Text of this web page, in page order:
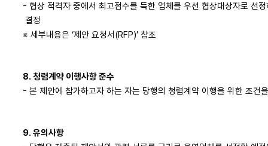
- 협상 적격자 중에서 최고점수를 득한 업체를 우선 협상대상자로 선
결정
※ 세부내용은 ‘제안 요청서(RFP)’ 참조
8. 청렴계약 이행사항 준수
- 본 제안에 참가하고자 하는 자는 당행의 청렴계약 이행을 위한 조건
9. 유의사항